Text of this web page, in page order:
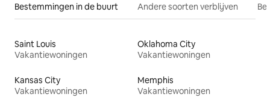
Bestemmingen in de buurt Andere soorten verblijven
Saint Louis
Vakantiewoningen
Oklahoma City
Vakantiewoningen
Kansas City
Vakantiewoningen
Memphis
Vakantiewoningen